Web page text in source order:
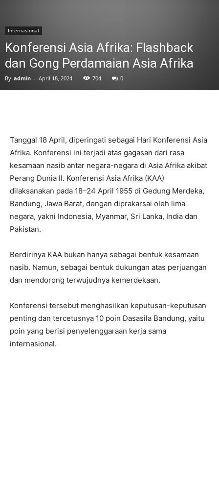
Internasional
Konferensi Asia Afrika: Flashback
dan Gong Perdamaian Asia Afrika
By admin - April 18, 2024 704 0
Tanggal 18 April, diperingati sebagai Hari Konferensi Asia
Afrika. Konferensi ini terjadi atas gagasan dari rasa
kesamaan nasib antar negara-negara di Asia Afrika akibat
Perang Dunia II. Konferensi Asia Afrika (KAA)
dilaksanakan pada 18–24 April 1955 di Gedung Merdeka,
Bandung, Jawa Barat, dengan diprakarsai oleh lima
negara, yakni Indonesia, Myanmar, Sri Lanka, India dan
Pakistan.
Berdirinya KAA bukan hanya sebagai bentuk kesamaan
nasib. Namun, sebagai bentuk dukungan atas perjuangan
dan mendorong terwujudnya kemerdekaan.
Konferensi tersebut menghasilkan keputusan-keputusan
penting dan tercetusnya 10 poin Dasasila Bandung, yaitu
poin yang berisi penyelenggaraan kerja sama
internasional.